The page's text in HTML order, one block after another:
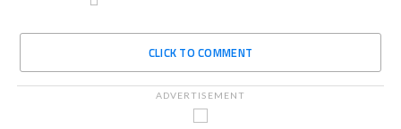
CLICK TO COMMENT
ADVERTISEMENT